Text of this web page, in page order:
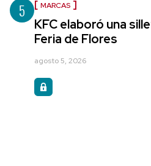
5 MARCAS
KFC elaboró una
Feria de Flores
agosto 5, 2026